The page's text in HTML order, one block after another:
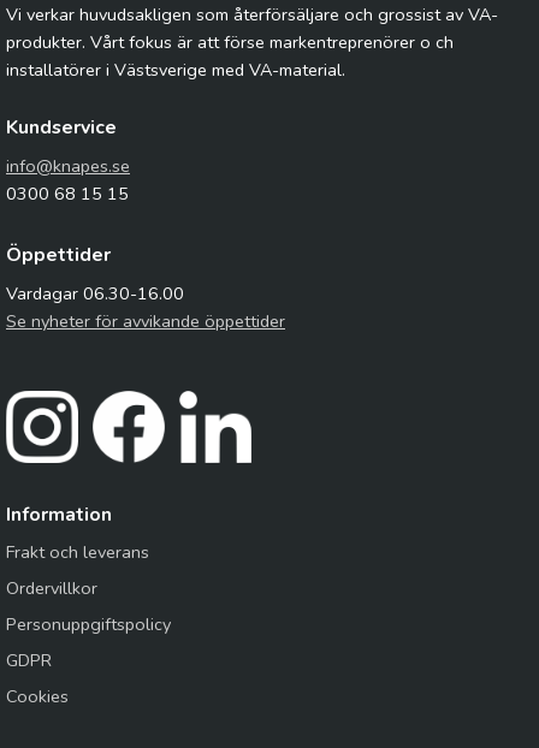
Vi verkar huvudsakligen som återförsäljare och grossist av VA-
produkter. Vårt fokus är att förse markentreprenörer o ch
installatörer i Västsverige med VA-material.
Kundservice
info@knapes.se
0300 68 15 15
Öppettider
Vardagar 06.30-16.00
Se nyheter för avvikande öppettider
Information
Frakt och leverans
Ordervillkor
Personuppgiftspolicy
GDPR
Cookies